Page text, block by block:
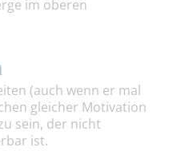
im oberen
(auch wenn er mal
gleicher Motivation
sein, der nicht
ist.